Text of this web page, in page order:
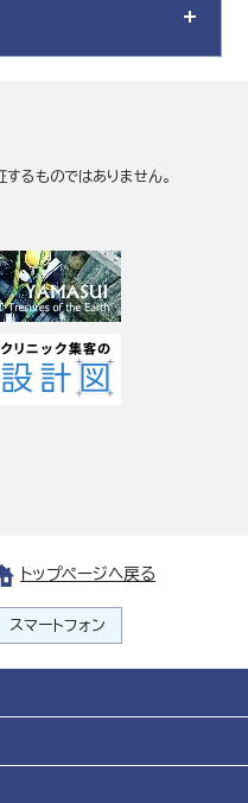
するものではありません。
トップページへ戻る
スマートフォン